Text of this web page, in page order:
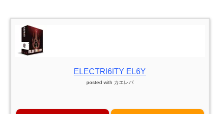
ELECTRI6ITY EL6Y
posted with カエレバ